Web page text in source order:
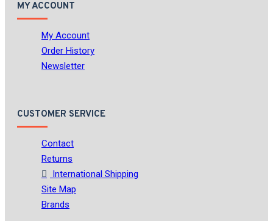
MY ACCOUNT
My Account
Order History
Newsletter
CUSTOMER SERVICE
Contact
Returns
International Shipping
Site Map
Brands